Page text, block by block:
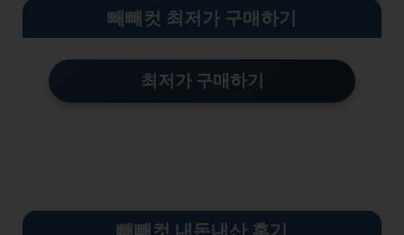
빼빼컷 최저가 구매하기
최저가 구매하기
빼빼컷 내돈내산 후기